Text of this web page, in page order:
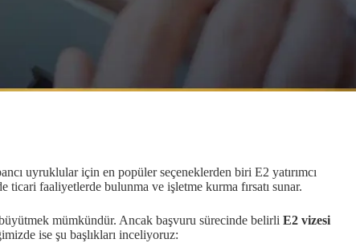
uyruklular için en popüler seçeneklerden biri E2 yatırımcı
faaliyetlerde bulunma ve işletme kurma fırsatı sunar.
mümkündür. Ancak başvuru sürecinde belirli E2 vizesi
ise şu başlıkları inceliyoruz: